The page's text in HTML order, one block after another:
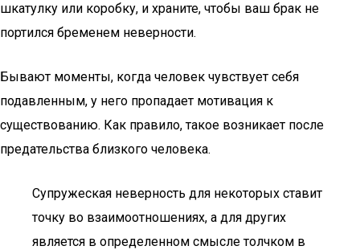
шкатулку или коробку, и храните, чтобы ваш брак не
портился бременем неверности.
Бывают моменты, когда человек чувствует себя
подавленным, у него пропадает мотивация к
существованию. Как правило, такое возникает после
предательства близкого человека.
Супружеская неверность для некоторых ставит
точку во взаимоотношениях, а для других
является в определенном смысле толчком в